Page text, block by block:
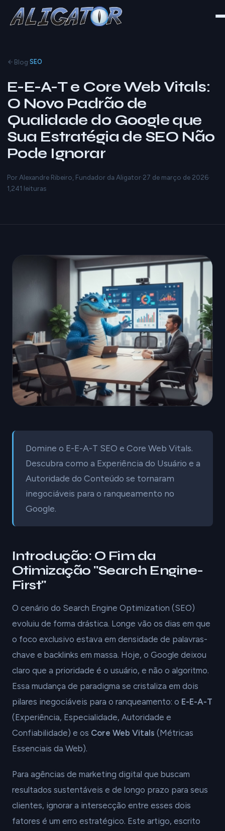
Blog·SEO
E-E-A-T e Core Web Vitals:
O Novo Padrão de
Qualidade do Google que
Sua Estratégia de SEO Não
Pode Ignorar
Por Alexandre Ribeiro, Fundador da Aligator·27 de março de 2026·
1,241 leituras
Domine o E-E-A-T SEO e Core Web Vitals.
Descubra como a Experiência do Usuário e a
Autoridade do Conteúdo se tornaram
inegociáveis para o ranqueamento no
Google.
Introdução: O Fim da
Otimização "Search Engine-
First"
O cenário do Search Engine Optimization (SEO)
evoluiu de forma drástica. Longe vão os dias em que
o foco exclusivo estava em densidade de palavras-
chave e backlinks em massa. Hoje, o Google deixou
claro que a prioridade é o usuário, e não o algoritmo.
Essa mudança de paradigma se cristaliza em dois
pilares inegociáveis para o ranqueamento: o E-E-A-T
(Experiência, Especialidade, Autoridade e
Confiabilidade) e os Core Web Vitals (Métricas
Essenciais da Web).
Para agências de marketing digital que buscam
resultados sustentáveis e de longo prazo para seus
clientes, ignorar a intersecção entre esses dois
fatores é um erro estratégico. Este artigo, escrito